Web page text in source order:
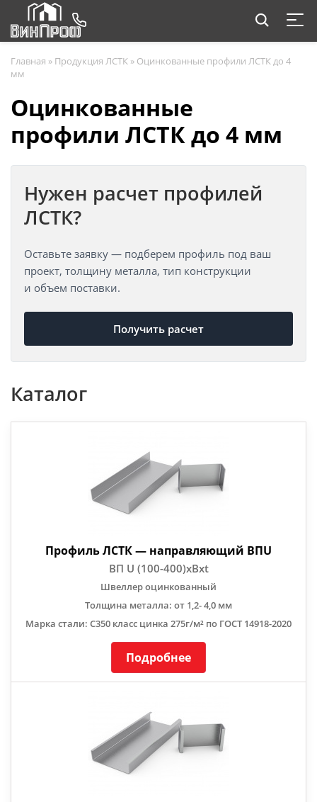
Главная » Продукция ЛСТК » Оцинкованные профили ЛСТК до 4
мм
Оцинкованные
профили ЛСТК до 4 мм
Нужен расчет профилей
ЛСТК?
Оставьте заявку — подберем профиль под ваш
проект, толщину металла, тип конструкции
и объем поставки.
Получить расчет
Каталог
Профиль ЛСТК — направляющий ВПU
ВП U (100-400)хВхt
Швеллер оцинкованный
Толщина металла: от 1,2- 4,0 мм
Марка стали: С350 класс цинка 275г/м² по ГОСТ 14918-2020
Подробнее